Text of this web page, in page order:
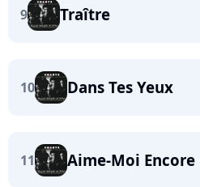
9 Traître
10 Dans Tes Yeux
11 Aime-Moi Encore